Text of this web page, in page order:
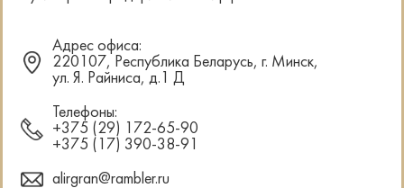
Адрес офиса:
220107, Республика Беларусь, г. Минск,
ул. Я. Райниса, д.1 Д
Телефоны:
+375 (29) 172-65-90
+375 (17) 390-38-91
alirgran@rambler.ru